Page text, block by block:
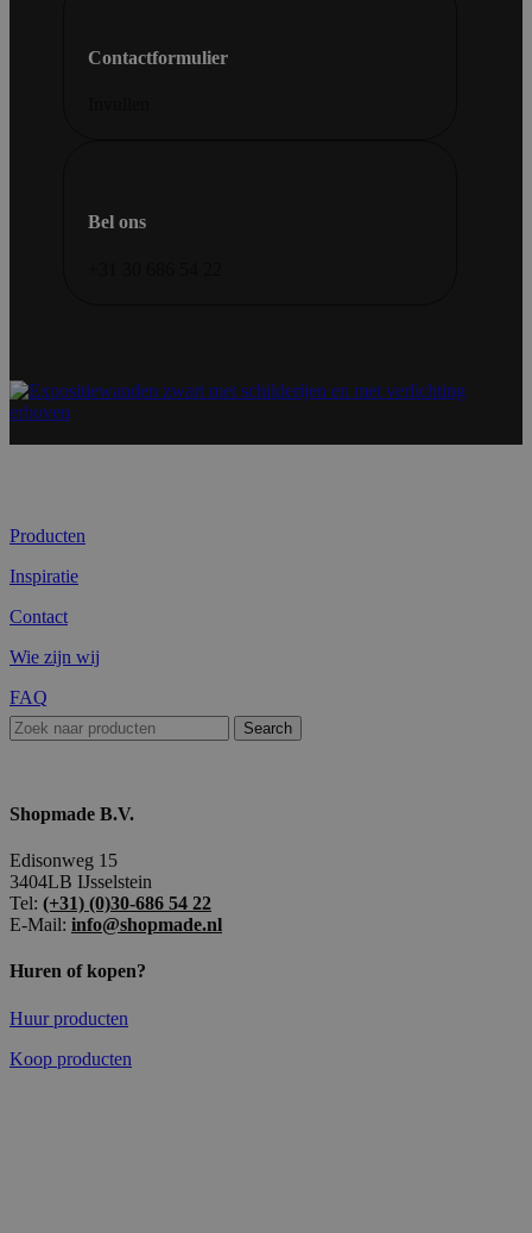
Contactformulier
Bel ons
Producten
Inspiratie
Contact
Wie zijn wij
FAQ
Search
Shopmade B.V.
Edisonweg 15
3404LB IJsselstein
Tel: (+31) (0)30-686 54 22
E-Mail: info@shopmade.nl
Huren of kopen?
Huur producten
Koop producten